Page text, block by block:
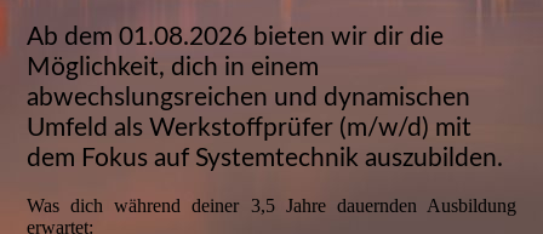
Ab dem 01.08.2026 bieten wir dir die
Möglichkeit, dich in einem
abwechslungsreichen und dynamischen
Umfeld als Werkstoffprüfer (m/w/d) mit
dem Fokus auf Systemtechnik auszubilden.
Was dich während deiner 3,5 Jahre dauernden Ausbildung
erwartet: